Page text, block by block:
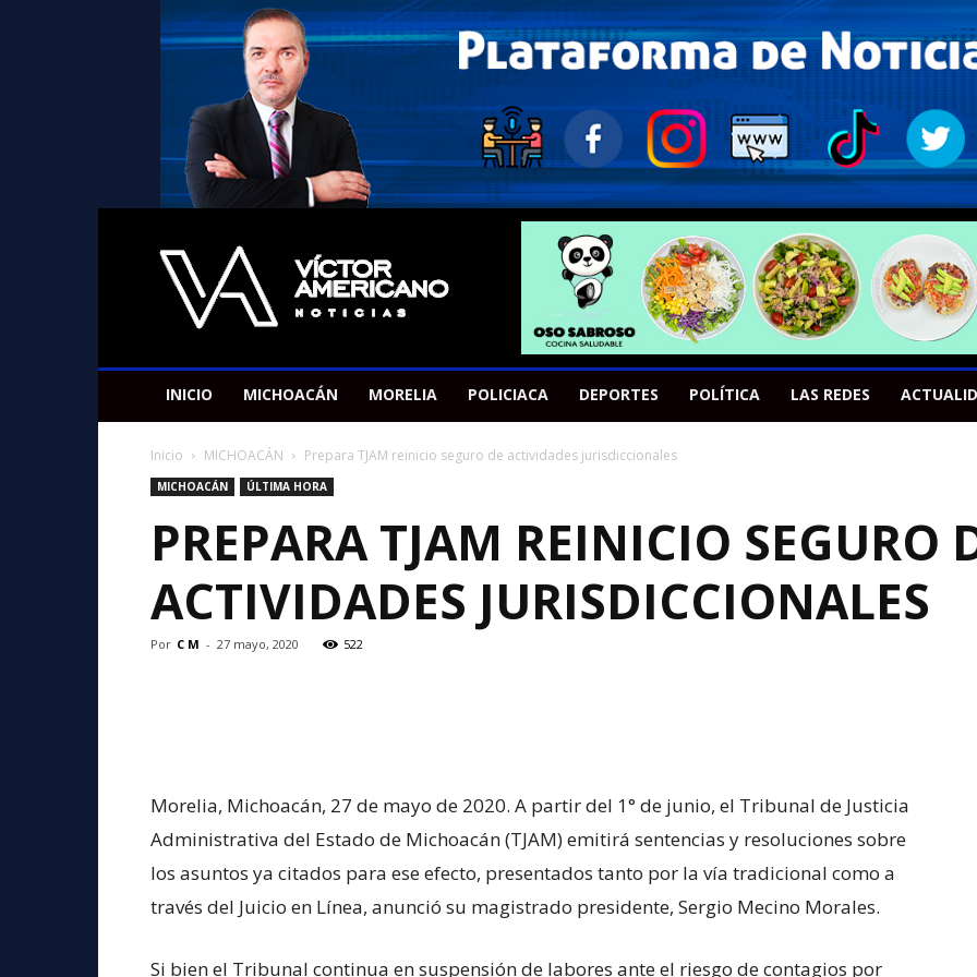
Americano
Victor
INICIO MICHOACÁN MORELIA POLICIACA DEPORTES POLÍTICA LAS REDES
Inicio MICHOACÁN Prepara TJAM reinicio seguro de actividades jurisdiccionales
MICHOACÁN ÚLTIMA HORA
PREPARA TJAM REINICIO SEGURO
ACTIVIDADES JURISDICCIONALES
Por C M - 27 mayo, 2020 522
Morelia, Michoacán, 27 de mayo de 2020. A partir del 1° de junio, el Tribunal de Justicia
Administrativa del Estado de Michoacán (TJAM) emitirá sentencias y resoluciones sobre
los asuntos ya citados para ese efecto, presentados tanto por la vía tradicional como a
través del Juicio en Línea, anunció su magistrado presidente, Sergio Mecino Morales.
Si bien el Tribunal continua en suspensión de labores ante el riesgo de contagios por